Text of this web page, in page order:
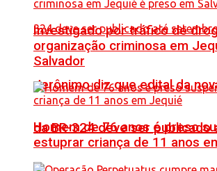
Jerônimo diz que edital da
da BR-324 deve ser
Investigado por tráfico de
organização criminosa em
Salvador
Homem de 76 anos é preso
estuprar criança de 11 anos